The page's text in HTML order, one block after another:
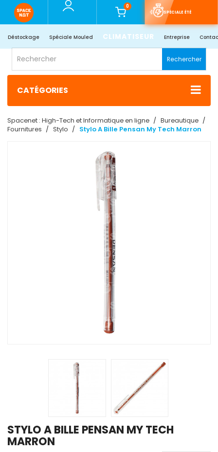
0
SPÉCIALE ÉTÉ
Déstockage Spéciale Mouled CLIMATISEUR Entreprise
Rechercher
CATÉGORIES
Spacenet : High-Tech et Informatique en ligne
Bureautique
Fournitures
Stylo Stylo A Bille Pensan My Tech Marron
STYLO A BILLE PENSAN MY TECH
MARRON